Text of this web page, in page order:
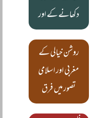
دکھانے کے اور
روشن خیالی کے
مغربی اور اسلامی
تصور میں فرق